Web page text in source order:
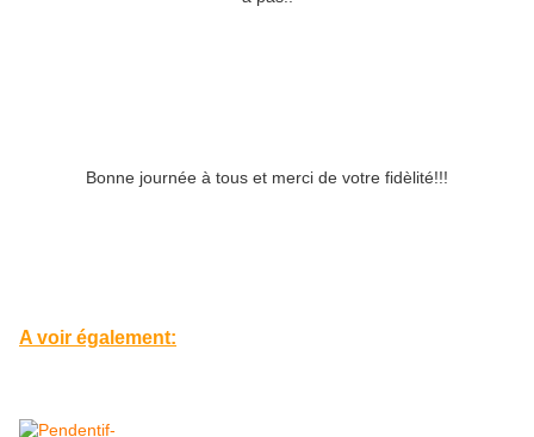
Bonne journée à tous et merci de votre fidèlité!!!
A voir également: